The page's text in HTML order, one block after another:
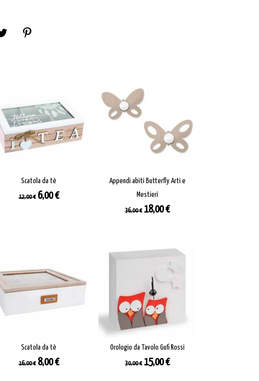
Scatola da tè
Prezzo
12,00 € Prezzo
6,00 €
Appendi abiti Butterfly Arti e
Mestieri
Prezzo
36,00 € Prezzo
18,00 €
Scatola da tè
Prezzo
16,00 € Prezzo
8,00 €
Orologio da Tavolo Gufi Rossi
Prezzo
30,00 € Prezzo
15,00 €